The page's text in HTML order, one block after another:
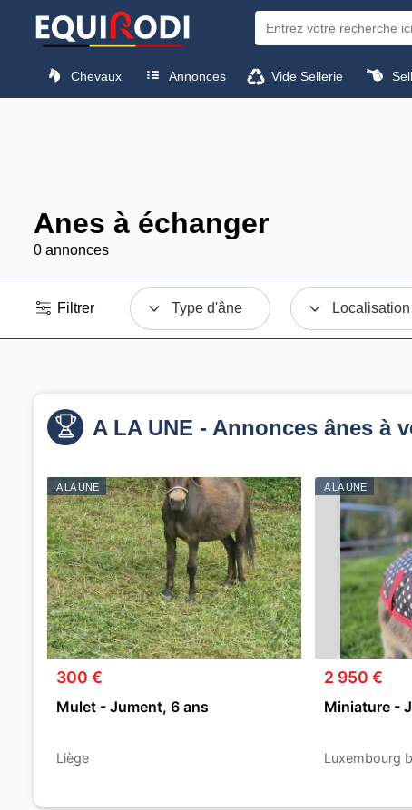
Chevaux Annonces Vide Sellerie
Anes à échanger
0 annonces
Filtrer Type d'âne Localisation
A LA UNE - Annonces ânes à
A LA UNE
300 €
Mulet - Jument, 6 ans
Liège
A LA UNE
2 950 €
Miniature -
Luxembourg